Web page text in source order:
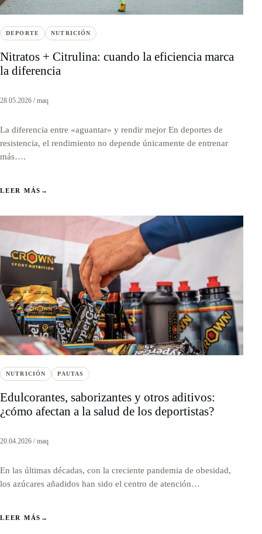
DEPORTE NUTRICIÓN
Nitratos + Citrulina: cuando la eficiencia marca
la diferencia
28.05.2026 / maq
La diferencia entre «aguantar» y rendir mejor En deportes de
resistencia, el rendimiento no depende únicamente de entrenar
más….
LEER MÁS →
NUTRICIÓN PAUTAS
Edulcorantes, saborizantes y otros aditivos:
¿cómo afectan a la salud de los deportistas?
20.04.2026 / maq
En las últimas décadas, con la creciente pandemia de obesidad,
los azúcares añadidos han sido el centro de atención…
LEER MÁS →